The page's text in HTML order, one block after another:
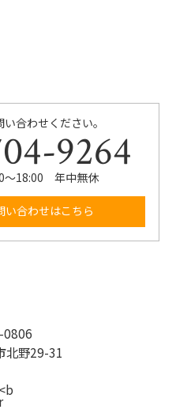
合わせください。
9264
～18:00 年中無休
い合わせはこちら
0806
北野29-31